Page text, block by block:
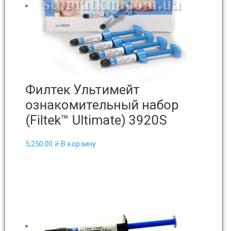
Филтек Ультимейт
ознакомительный набор
(Filtek™ Ultimate) 3920S
5,250.00 ₴ В корзину